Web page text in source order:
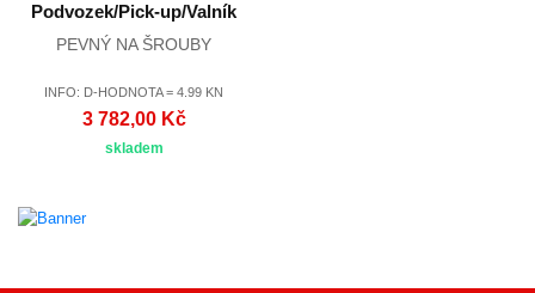
Podvozek/Pick-up/Valník
PEVNÝ NA ŠROUBY
INFO: D-HODNOTA = 4.99 KN
3 782,00 Kč
skladem